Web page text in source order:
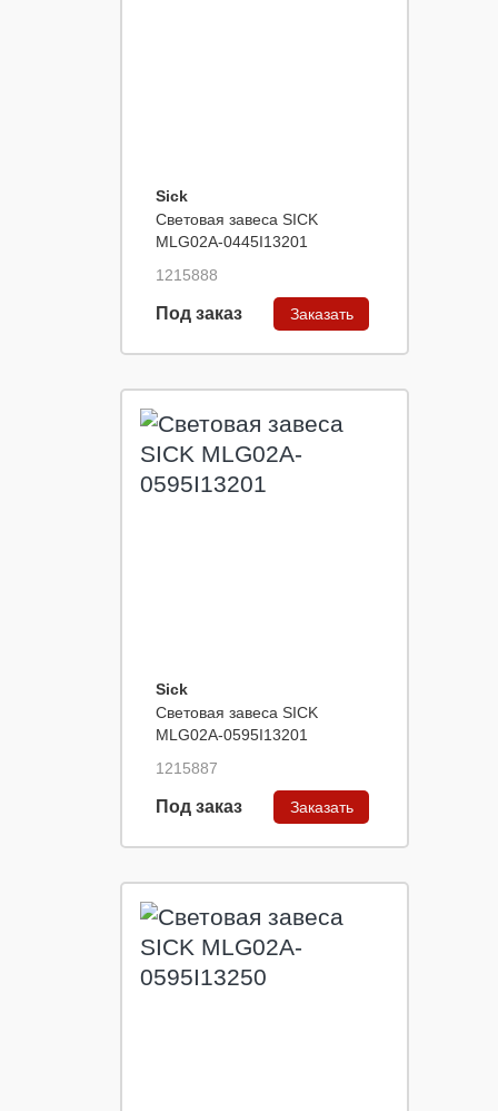
Sick
Световая завеса SICK
MLG02A-0445I13201
1215888
Под заказ Заказать
Sick
Световая завеса SICK
MLG02A-0595I13201
1215887
Под заказ Заказать